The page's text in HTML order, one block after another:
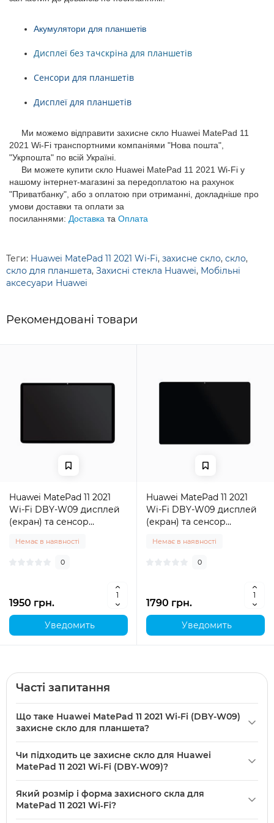
Акумулятори для планшетів
Дисплеї без тачскріна для планшетів
Сенсори для планшетів
Дисплеї для планшетів
Ми можемо відправити захисне скло Huawei MatePad 11
2021 Wi-Fi транспортними компаніями "Нова пошта",
"Укрпошта" по всій Україні.
Ви можете купити скло Huawei MatePad 11 2021 Wi-Fi у
нашому інтернет-магазині за передоплатою на рахунок
"Приватбанку", або з оплатою при отриманні, докладніше про
умови доставки та оплати за
посиланнями: Доставка та Оплата
Теги: Huawei MatePad 11 2021 Wi-Fi, захисне скло, скло,
скло для планшета, Захисні стекла Huawei, Мобільні
аксесуари Huawei
Рекомендовані товари
Huawei MatePad 11 2021
Wi-Fi DBY-W09 дисплей
(екран) та сенсор
Немає в наявності
0
1950 грн.
Уведомить
Huawei MatePad 11 2021
Wi-Fi DBY-W09 дисплей
(екран) та сенсор
Copy
Немає в наявності
0
1790 грн.
Уведомить
Часті запитання
Що таке Huawei MatePad 11 2021 Wi-Fi (DBY-W09)
захисне скло для планшета?
планшета — це тонке захисне покриття, призначене для
248 × 159,5 мм і захищає екран від подряпин та легких
ударів.
Чи підходить це захисне скло для Huawei
MatePad 11 2021 Wi‑Fi (DBY‑W09)?
Huawei MatePad 11 2021 Wi‑Fi (DBY‑W09) і має розмір 248 ×
Який розмір і форма захисного скла для
MatePad 11 2021 Wi‑Fi?